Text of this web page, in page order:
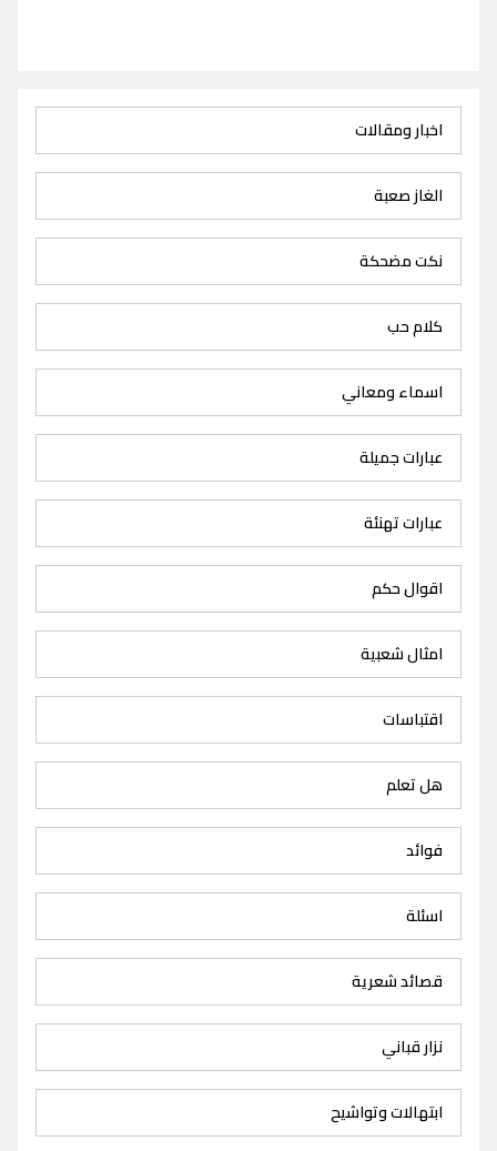
اخبار ومقالات
الغاز صعبة
نكت مضحكة
كلام حب
اسماء ومعاني
عبارات جميلة
عبارات تهنئة
اقوال حكم
امثال شعبية
اقتباسات
هل تعلم
فوائد
اسئلة
قصائد شعرية
نزار قباني
ابتهالات وتواشيح